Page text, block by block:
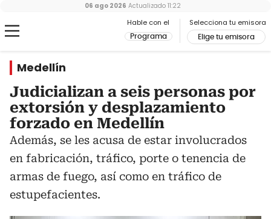
Hable con el
Programa
Selecciona tu emisora
Elige tu emisora
06 ago 2026 Actualizado 11:22
Medellín
Judicializan a seis personas por
extorsión y desplazamiento
forzado en Medellín
Además, se les acusa de estar involucrados
en fabricación, tráfico, porte o tenencia de
armas de fuego, así como en tráfico de
estupefacientes.